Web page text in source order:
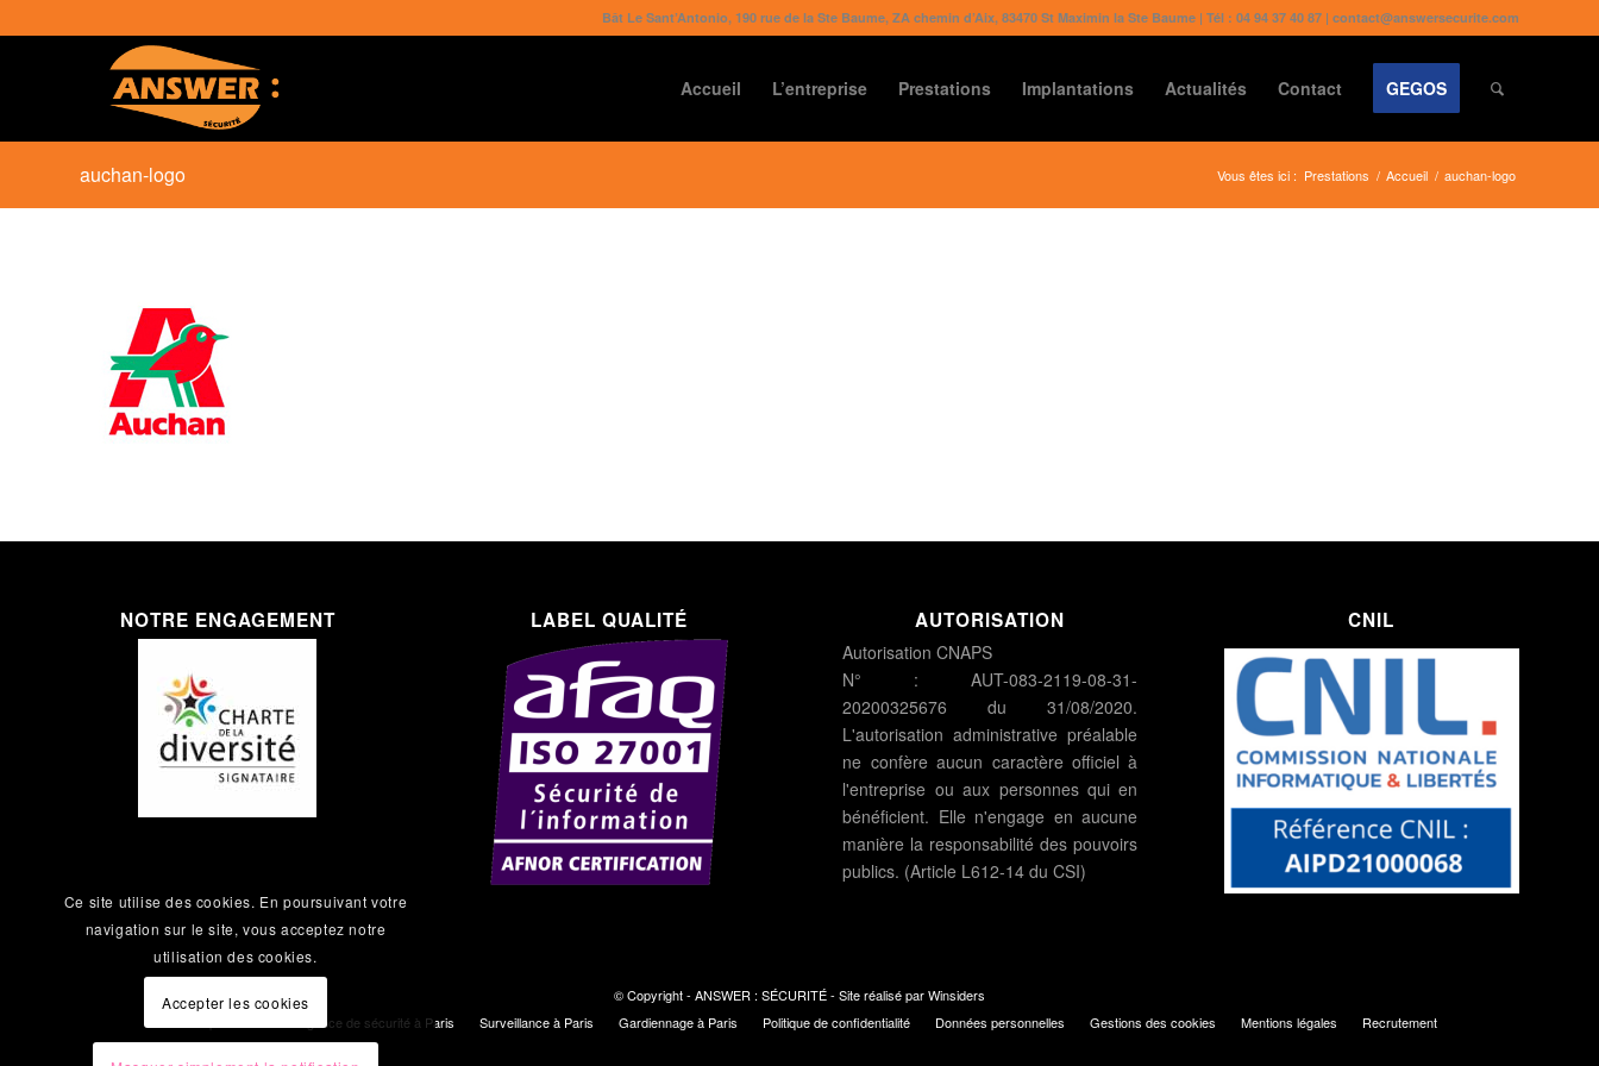
Bât Le Sant’Antonio, 190 rue de la Ste Baume, ZA chemin d’Aix, 83470 St Maximin la Ste Baume | Tél : 04 94 37 40 87 | contact@answersecurite.com
Accueil L’entreprise Prestations Implantations Actualités Contact GEGOS
auchan-logo Vous êtes ici : Prestations / Accueil / auchan-logo
NOTRE ENGAGEMENT LABEL QUALITÉ AUTORISATION
Autorisation CNAPS
N° : AUT-083-2119-08-31-
20200325676 du 31/08/2020.
L'autorisation administrative préalable
ne confère aucun caractère officiel à
l'entreprise ou aux personnes qui en
bénéficient. Elle n'engage en aucune
manière la responsabilité des pouvoirs
publics. (Article L612-14 du CSI)
CNIL
© Copyright - ANSWER : SÉCURITÉ - Site réalisé parWinsiders
Agence de sécurité à Paris Surveillance à Paris Gardiennage à Paris Politique de confidentialité Données personnelles Gestions des cookies Mentions légales Recrutement
Ce site utilise des cookies. En poursuivant votre
navigation sur le site, vous acceptez notre
utilisation des cookies.
Accepter les cookies